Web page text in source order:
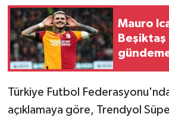
Mauro
Beşiktaş
Türkiye Futbol
açıklamaya göre, Trendyol